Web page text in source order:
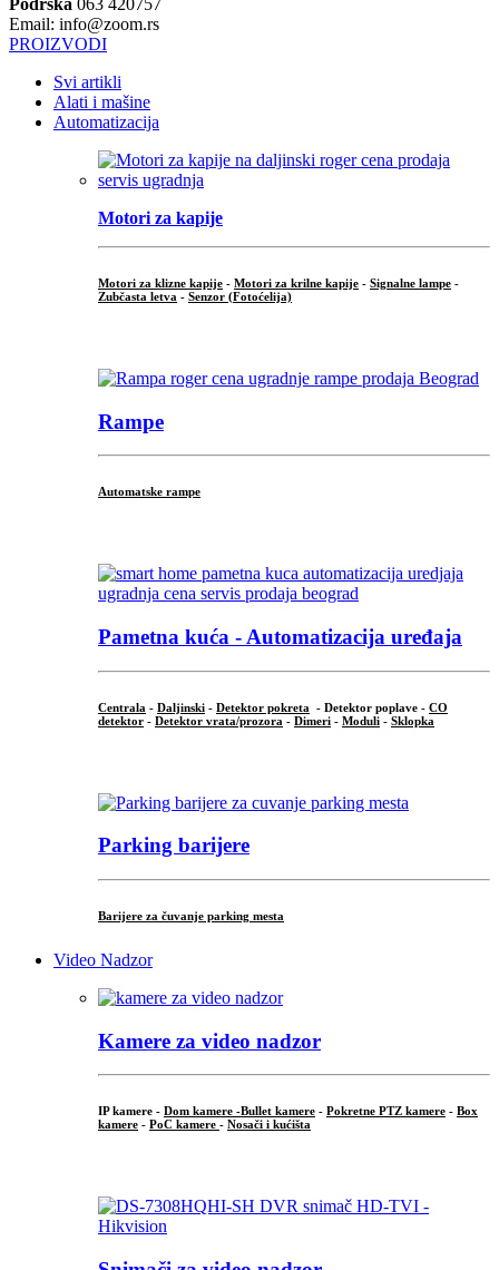
Podrška 063 420757
Email: info@zoom.rs
PROIZVODI
Svi artikli
Alati i mašine
Automatizacija
Motori za kapije
Motori za klizne kapije - Motori za krilne kapije - Signalne lampe -
Zubčasta letva - Senzor (Fotoćelija)
Rampe
Automatske rampe
Pametna kuća - Automatizacija uređaja
Centrala - Daljinski - Detektor pokreta - Detektor poplave - CO
detektor - Detektor vrata/prozora - Dimeri - Moduli - Sklopka
Parking barijere
Barijere za čuvanje parking mesta
Video Nadzor
Kamere za video nadzor
IP kamere - Dom kamere -Bullet kamere - Pokretne PTZ kamere - Box
kamere - PoC kamere - Nosači i kućišta